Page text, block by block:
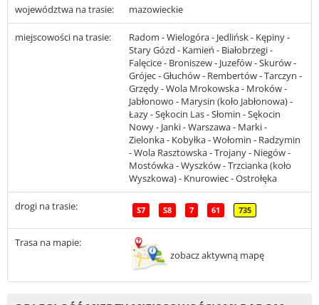
województwa na trasie: mazowieckie
miejscowości na trasie:
Radom - Wielogóra - Jedlińsk - Kępiny -
Stary Gózd - Kamień - Białobrzegi -
Falęcice - Broniszew - Juzefów - Skurów -
Grójec - Głuchów - Rembertów - Tarczyn -
Grzędy - Wola Mrokowska - Mroków -
Jabłonowo - Marysin (koło Jabłonowa) -
Łazy - Sękocin Las - Słomin - Sękocin
Nowy - Janki - Warszawa - Marki -
Zielonka - Kobyłka - Wołomin - Radzymin
- Wola Rasztowska - Trojany - Niegów -
Mostówka - Wyszków - Trzcianka (koło
Wyszkowa) - Knurowiec - Ostrołęka
drogi na trasie: S7 S8 7 61 735
Trasa na mapie:
zobacz aktywną mapę